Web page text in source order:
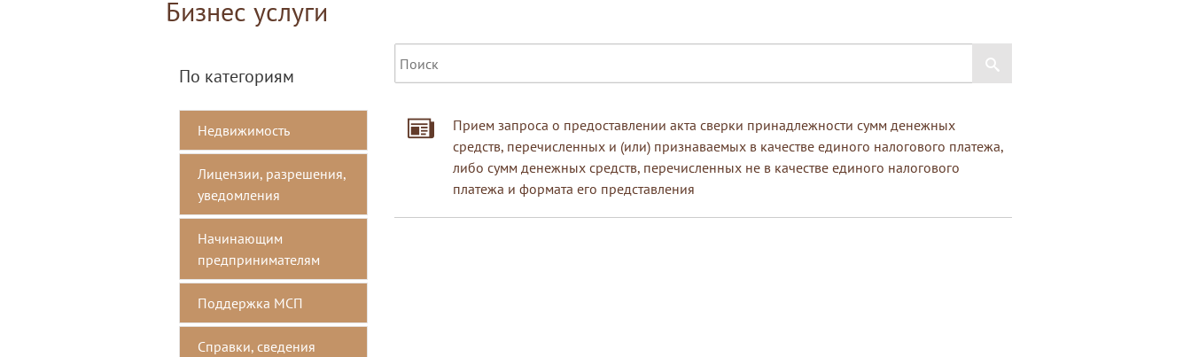
Бизнес услуги
По категориям
Недвижимость
Лицензии, разрешения,
уведомления
Начинающим
предпринимателям
Поддержка МСП
Справки, сведения
Прием запроса о предоставлении акта сверки принадлежности сумм денежных
средств, перечисленных и (или) признаваемых в качестве единого налогового платежа,
либо сумм денежных средств, перечисленных не в качестве единого налогового
платежа и формата его представления